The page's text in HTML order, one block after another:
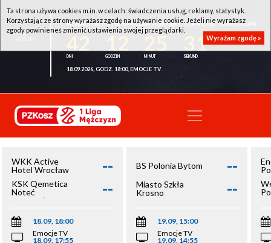
WKK ACTIVE HOTEL WROCŁAW - KSK QEMETICA NOTEĆ INOWROCŁAW
31
18.09.2026, GODZ. 18:00, EMOCJE TV
WKK Active
Hotel Wrocław
--
KSK Qemetica
Noteć
Inowrocław
--
18.09, 18:00
Emocje TV
18.09, 17:55
BS Polonia Bytom --
Miasto Szkła
Krosno
--
19.09, 15:00
Emocje TV
19.09, 14:55
Ta strona używa cookies m.in. w celach: świadczenia usług, reklamy, statystyk.
Korzystając ze strony wyrażasz zgodę na używanie cookie. Jeżeli nie wyrażasz
zgody powinieneś zmienić ustawienia swojej przeglądarki.
Wyrażam zgodę »